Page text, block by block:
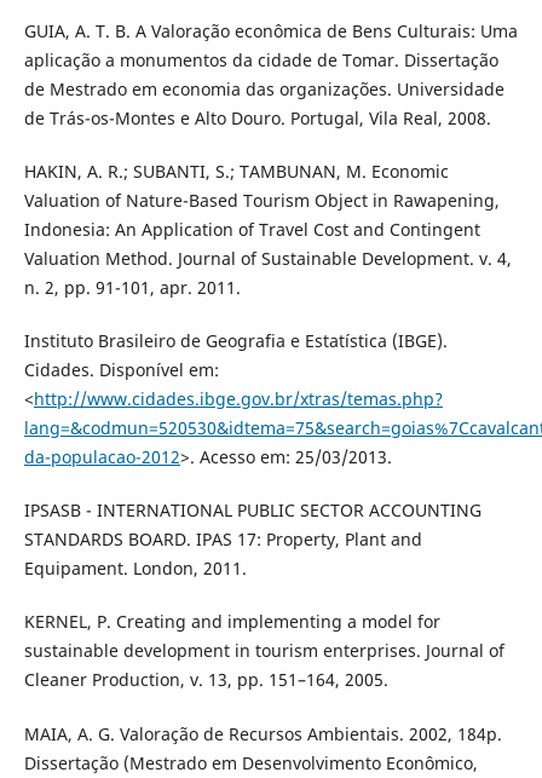
GUIA, A. T. B. A Valoração econômica de Bens Culturais: Uma
aplicação a monumentos da cidade de Tomar. Dissertação
de Mestrado em economia das organizações. Universidade
de Trás-os-Montes e Alto Douro. Portugal, Vila Real, 2008.
HAKIN, A. R.; SUBANTI, S.; TAMBUNAN, M. Economic
Valuation of Nature-Based Tourism Object in Rawapening,
Indonesia: An Application of Travel Cost and Contingent
Valuation Method. Journal of Sustainable Development. v. 4,
n. 2, pp. 91-101, apr. 2011.
Instituto Brasileiro de Geografia e Estatística (IBGE).
Cidades. Disponível em:
<http://www.cidades.ibge.gov.br/xtras/temas.php?
da-populacao-2012>. Acesso em: 25/03/2013.
IPSASB - INTERNATIONAL PUBLIC SECTOR ACCOUNTING
STANDARDS BOARD. IPAS 17: Property, Plant and
Equipament. London, 2011.
KERNEL, P. Creating and implementing a model for
sustainable development in tourism enterprises. Journal of
Cleaner Production, v. 13, pp. 151–164, 2005.
MAIA, A. G. Valoração de Recursos Ambientais. 2002, 184p.
Dissertação (Mestrado em Desenvolvimento Econômico,